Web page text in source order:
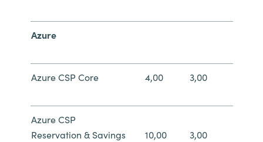
Azure
Azure CSP Core 4,00 3,00
Azure CSP
Reservation & Savings
10,00 3,00